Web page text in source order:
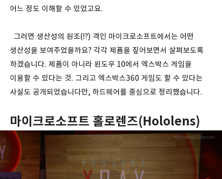
어느 정도 이해할 수 있었고요.
그러면 생산성의 원조(!?) 격인 마이크로소프트에서는 어떤
생산성을 보여주었을까요? 각각 제품을 짚어보면서 살펴보도록
하겠습니다. 제품이 아니라 윈도우 10에서 엑스박스 게임을
이용할 수 있다는 것. 그리고 엑스박스360 게임도 할 수 있다는
사실도 공개되었습니다만, 하드웨어를 중심으로 정리했습니다.
마이크로소프트 홀로렌즈(Hololens)